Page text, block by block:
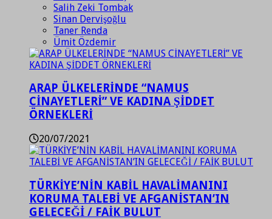
Salih Zeki Tombak
Sinan Dervişoğlu
Taner Renda
Ümit Özdemir
ARAP ÜLKELERİNDE “NAMUS
CİNAYETLERİ” VE KADINA ŞİDDET
ÖRNEKLERİ
20/07/2021
TÜRKİYE’NİN KABİL HAVALİMANINI
KORUMA TALEBİ VE AFGANİSTAN’IN
GELECEĞİ / FAİK BULUT